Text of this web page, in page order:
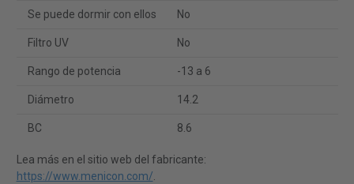
Se puede dormir con ellos No
Filtro UV No
Rango de potencia -13 a 6
Diámetro 14.2
BC 8.6
Lea más en el sitio web del fabricante:
https://www.menicon.com/.